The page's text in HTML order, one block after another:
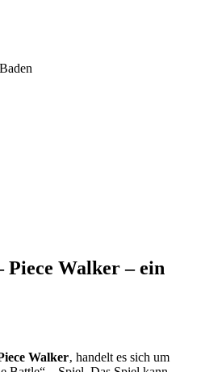
Walker – ein
Walker‚ handelt es sich um